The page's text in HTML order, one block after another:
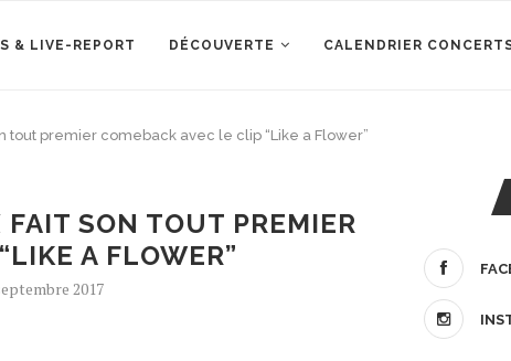
& LIVE-REPORT DÉCOUVERTE CALENDRIER
tout premier comeback avec le clip “Like a Flower”
SON TOUT PREMIER
A FLOWER”
2017